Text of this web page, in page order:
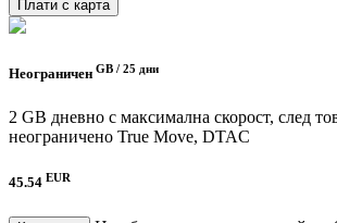
Плати с карта
Неограничен GB / 25 дни
2 GB дневно с максимална скорост, след
неограничено True Move, DTAC
45.54 EUR